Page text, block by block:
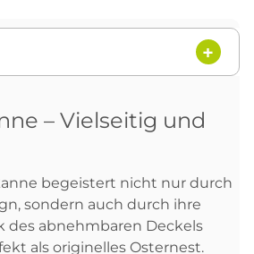
– Vielseitig und
begeistert nicht nur durch
sondern auch durch ihre
des abnehmbaren Deckels
als originelles Osternest.